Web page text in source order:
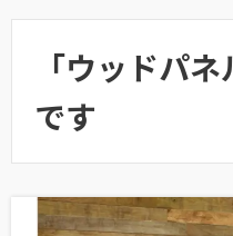
「ウッドパ
です